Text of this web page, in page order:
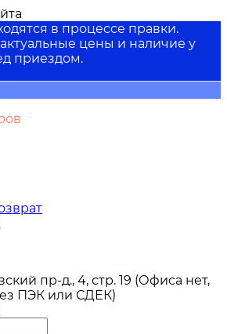
в процессе правки.
цены и наличие у
приездом.
пр-д., 4, стр. 19 (Офиса нет,
ПЭК или СДЕК)